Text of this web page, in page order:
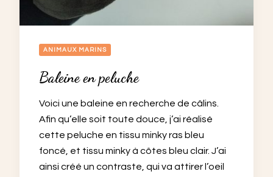
ANIMAUX MARINS
Baleine en peluche
Voici une baleine en recherche de câlins.
Afin qu’elle soit toute douce, j’ai réalisé
cette peluche en tissu minky ras bleu
foncé, et tissu minky à côtes bleu clair. J’ai
ainsi créé un contraste, qui va attirer l’oeil